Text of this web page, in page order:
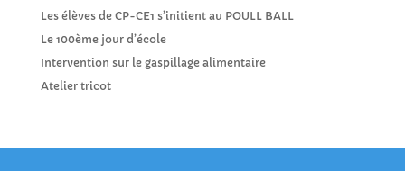
Les élèves de CP-CE1 s’initient au POULL BALL
Le 100ème jour d’école
Intervention sur le gaspillage alimentaire
Atelier tricot